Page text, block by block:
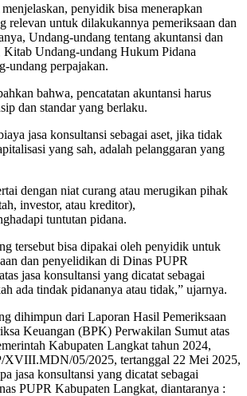
penyidik bisa menerapkan
relevan untuk dilakukannya pemeriksaan dan
Undang-undang tentang akuntansi dan
Kitab Undang-undang Hukum Pidana
undang perpajakan.
bahwa, pencatatan akuntansi harus
dan standar yang berlaku.
jasa konsultansi sebagai aset, jika tidak
yang sah, adalah pelanggaran yang
dengan niat curang atau merugikan pihak
investor, atau kreditor),
tuntutan pidana.
tersebut bisa dipakai oleh penyidik untuk
dan penyelidikan di Dinas PUPR
jasa konsultansi yang dicatat sebagai
ada tindak pidananya atau tidak,” ujarnya.
dihimpun dari Laporan Hasil Pemeriksaan
Keuangan (BPK) Perwakilan Sumut atas
Kabupaten Langkat tahun 2024,
XVIII.MDN/05/2025, tertanggal 22 Mei 2025,
jasa konsultansi yang dicatat sebagai
PUPR Kabupaten Langkat, diantaranya :